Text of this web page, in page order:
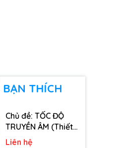
BẠN THÍCH
Chủ đề: TỐC ĐỘ
TRUYỀN ÂM (Thiết
bị, dụng cụ, vật tư
Liên hệ